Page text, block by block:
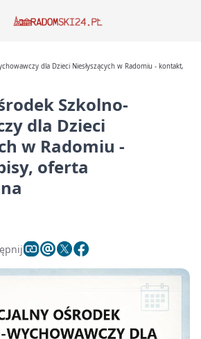
dla Dzieci Niesłyszących w Radomiu - kontakt,
Szkolno-
dla Dzieci
w Radomiu -
oferta